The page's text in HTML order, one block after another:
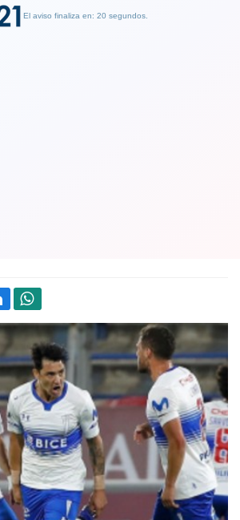
El aviso finaliza en: 19 segundos.